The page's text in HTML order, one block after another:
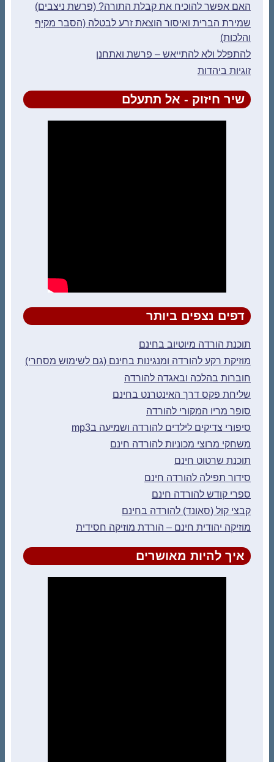
האם אפשר להוכיח את קבלת התורה? (פרשת ניצבים)
שמירת הברית ואיסור הוצאת זרע לבטלה (הסבר מקיף
והלכות)
להתפלל ולא להתייאש – פרשת ואתחנן
זוגיות ביהדות
שיר חיזוק - אל תתעלם
דפים נצפים ביותר
תוכנת הורדה מיוטיוב בחינם
מוזיקת רקע להורדה ומנגינות בחינם (גם לשימוש מסחרי)
חוברות בהלכה ובאגדה להורדה
שליחת פקס דרך האינטרנט בחינם
סופר מריו המקורי להורדה
סיפורי צדיקים לילדים להורדה ושמיעה בmp3
משחקי מרוצי מכוניות להורדה חינם
תוכנת שרטוט חינם
סידור תפילה להורדה חינם
ספרי קודש להורדה חינם
קבצי קול (סאונד) להורדה בחינם
מוזיקה יהודית חינם – הורדת מוזיקה חסידית
איך להיות מאושרים